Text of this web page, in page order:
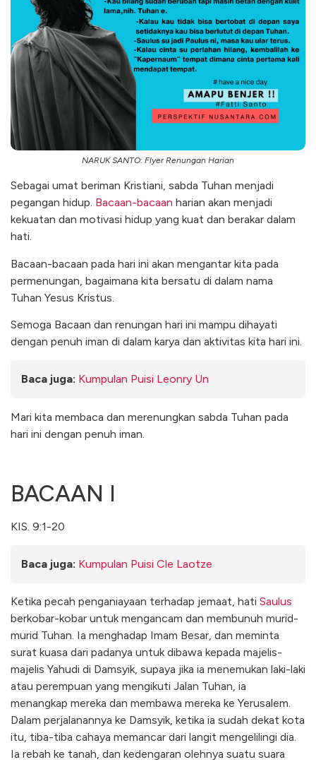
NARUK SANTO: Flyer Renungan Harian
Sebagai umat beriman Kristiani, sabda Tuhan menjadi
pegangan hidup. Bacaan-bacaan harian akan menjadi
kekuatan dan motivasi hidup yang kuat dan berakar dalam
hati.
Bacaan-bacaan pada hari ini akan mengantar kita pada
permenungan, bagaimana kita bersatu di dalam nama
Tuhan Yesus Kristus.
Semoga Bacaan dan renungan hari ini mampu dihayati
dengan penuh iman di dalam karya dan aktivitas kita hari ini.
Baca juga: Kumpulan Puisi Leonry Un
Mari kita membaca dan merenungkan sabda Tuhan pada
hari ini dengan penuh iman.
BACAAN I
KIS. 9:1-20
Baca juga: Kumpulan Puisi Cle Laotze
Ketika pecah penganiayaan terhadap jemaat, hati Saulus
berkobar-kobar untuk mengancam dan membunuh murid-
murid Tuhan. Ia menghadap Imam Besar, dan meminta
surat kuasa dari padanya untuk dibawa kepada majelis-
majelis Yahudi di Damsyik, supaya jika ia menemukan laki-laki
atau perempuan yang mengikuti Jalan Tuhan, ia
menangkap mereka dan membawa mereka ke Yerusalem.
Dalam perjalanannya ke Damsyik, ketika ia sudah dekat kota
itu, tiba-tiba cahaya memancar dari langit mengelilingi dia.
Ia rebah ke tanah, dan kedengaran olehnya suatu suara